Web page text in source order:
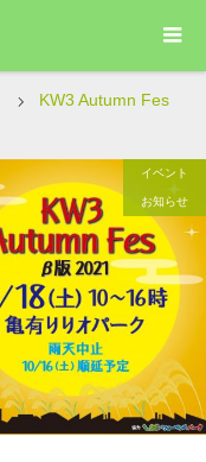
KW3 Autumn Fes
イベント
お知らせ